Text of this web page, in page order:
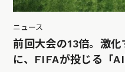
ニュース
前回大会の13倍。激
に、FIFAが投じる「